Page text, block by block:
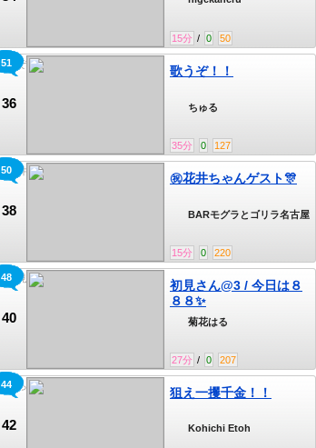
15分 / 0 50
36
歌うぞ！！
歌うぞ！！
35分 0 127
ちゅる
51
38
㊗️花井ちゃんゲスト🎊
㊗️花井ちゃんゲスト🎊
15分 0 220
BARモグラとゴリラ名古屋
50
40
初見さん@3 / 今日は８
８８✨
【初見◎潜り◎】すえひろがり雑談
27分 / 0 207
菊花はる
48
42
狙え一攫千金！！
えとちゃんねる
Kohichi Etoh
44